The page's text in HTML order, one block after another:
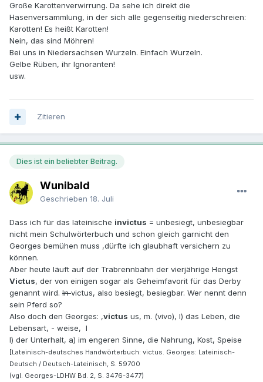
Große Karottenverwirrung. Da sehe ich direkt die
Hasenversammlung, in der sich alle gegenseitig niederschreien:
Karotten! Es heißt Karotten!
Nein, das sind Möhren!
Bei uns in Niedersachsen Wurzeln. Einfach Wurzeln.
Gelbe Rüben, ihr Ignoranten!
usw.
Zitieren
Dies ist ein beliebter Beitrag.
Wunibald
Geschrieben 18. Juli
Dass ich für das lateinische invictus = unbesiegt, unbesiegbar
nicht mein Schulwörterbuch und schon gleich garnicht den
Georges bemühen muss ,dürfte ich glaubhaft versichern zu
können.
Aber heute läuft auf der Trabrennbahn der vierjährige Hengst
Victus, der von einigen sogar als Geheimfavorit für das Derby
genannt wird. Invictus, also besiegt, besiegbar. Wer nennt denn
sein Pferd so?
Also doch den Georges: ,victus us, m. (vivo), I) das Leben, die
Lebensart, - weise, I
I) der Unterhalt, a) im engeren Sinne, die Nahrung, Kost, Speise
[Lateinisch-deutsches Handwörterbuch: victus. Georges: Lateinisch-
Deutsch / Deutsch-Lateinisch, S. 59700
(vgl. Georges-LDHW Bd. 2, S. 3476-3477)